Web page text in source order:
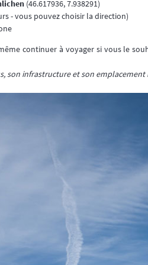
(46.617936, 7.938291)
- vous pouvez choisir la direction)
continuer à voyager si vous le
son infrastructure et son